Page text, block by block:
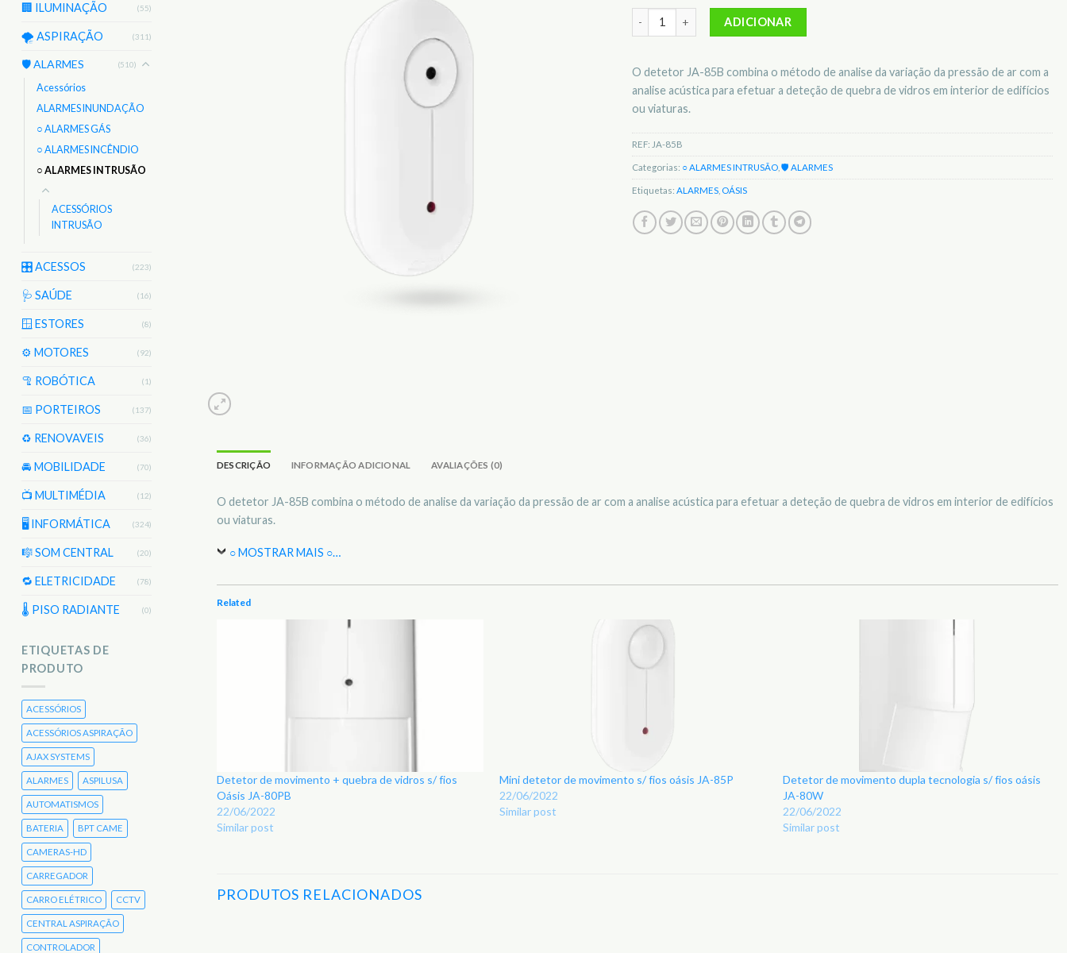
🏢 ILUMINAÇÃO (55)
🌪️ ASPIRAÇÃO (311)
🛡️ ALARMES (510)
Acessórios
ALARMES INUNDAÇÃO
○ ALARMES GÁS
○ ALARMES INCÊNDIO
○ ALARMES INTRUSÃO
ACESSÓRIOS
INTRUSÃO
🎛️ ACESSOS (223)
🩺 SAÚDE (16)
🪟 ESTORES (8)
⚙️ MOTORES (92)
🦿 ROBÓTICA (1)
📅 PORTEIROS (137)
♻️ RENOVAVEIS (36)
🚘 MOBILIDADE (70)
📺 MULTIMÉDIA (12)
🖥️ INFORMÁTICA (324)
🎼 SOM CENTRAL (20)
🔁 ELETRICIDADE (78)
🌡 PISO RADIANTE (0)
ETIQUETAS DE
PRODUTO
ACESSÓRIOS
ACESSÓRIOS ASPIRAÇÃO
AJAX SYSTEMS
ALARMES ASPILUSA
AUTOMATISMOS
BATERIA BPT CAME
CAMERAS-HD
CARREGADOR
CARRO ELÉTRICO CCTV
CENTRAL ASPIRAÇÃO
CONTROLADOR
Quantidade de Detetor quebra de vidro s/ fios Oásis JA-85B
ADICIONAR
O detetor JA-85B combina o método de analise da variação da pressão de ar com a
analise acústica para efetuar a deteção de quebra de vidros em interior de edifícios
ou viaturas.
REF: JA-85B
Categorias: ○ ALARMES INTRUSÃO 🛡️ ALARMES
Etiquetas: ALARMES OÁSIS
DESCRIÇÃO INFORMAÇÃO ADICIONAL AVALIAÇÕES (0)
O detetor JA-85B combina o método de analise da variação da pressão de ar com a analise acústica para efetuar a deteção de quebra de vidros em interior de edifícios
ou viaturas.
○ MOSTRAR MAIS ○…
Related
Detetor de movimento + quebra de vidros s/ fios
Oásis JA-80PB
22/06/2022
Similar post
Mini detetor de movimento s/ fios oásis JA-85P
22/06/2022
Similar post
Detetor de movimento dupla tecnologia s/ fios oásis
JA-80W
22/06/2022
Similar post
PRODUTOS RELACIONADOS